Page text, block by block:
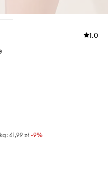
1.0
61,99 zł -9%